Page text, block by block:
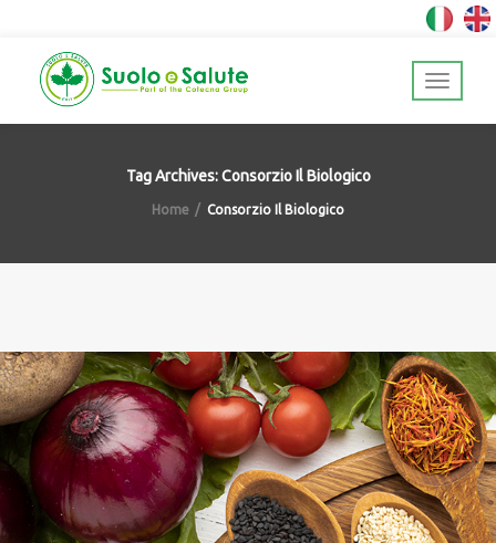
Tag Archives: Consorzio Il Biologico
Home Consorzio Il Biologico